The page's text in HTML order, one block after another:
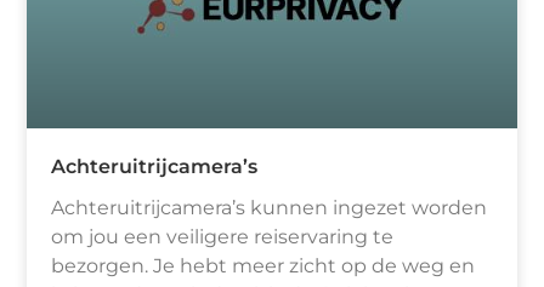
Achteruitrijcamera’s
Achteruitrijcamera’s kunnen ingezet worden
om jou een veiligere reiservaring te
bezorgen. Je hebt meer zicht op de weg en